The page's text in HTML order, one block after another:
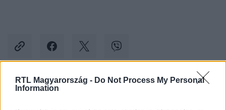
RTL Magyarország - Do Not Process My Personal
Information
Kövess minket, és értesülj a friss hírekről a